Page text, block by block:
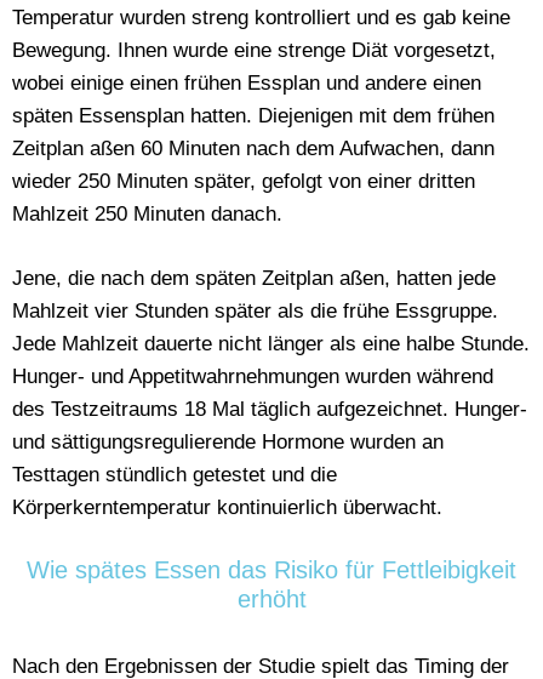
Temperatur wurden streng kontrolliert und es gab keine
Bewegung. Ihnen wurde eine strenge Diät vorgesetzt,
wobei einige einen frühen Essplan und andere einen
späten Essensplan hatten. Diejenigen mit dem frühen
Zeitplan aßen 60 Minuten nach dem Aufwachen, dann
wieder 250 Minuten später, gefolgt von einer dritten
Mahlzeit 250 Minuten danach.
Jene, die nach dem späten Zeitplan aßen, hatten jede
Mahlzeit vier Stunden später als die frühe Essgruppe.
Jede Mahlzeit dauerte nicht länger als eine halbe Stunde.
Hunger- und Appetitwahrnehmungen wurden während
des Testzeitraums 18 Mal täglich aufgezeichnet. Hunger-
und sättigungsregulierende Hormone wurden an
Testtagen stündlich getestet und die
Körperkerntemperatur kontinuierlich überwacht.
Wie spätes Essen das Risiko für Fettleibigkeit
erhöht
Nach den Ergebnissen der Studie spielt das Timing der